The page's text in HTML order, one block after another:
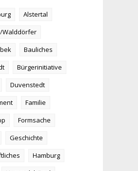
Alstertal
Walddörfer
Bauliches
Bürgerinitiative
Duvenstedt
Familie
Formsache
Geschichte
Hamburg